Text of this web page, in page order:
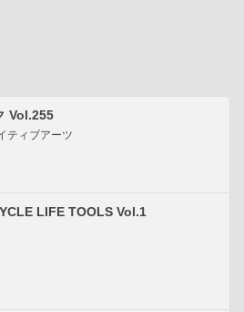
Vol.255
ティブアーツ
LIFE TOOLS Vol.1